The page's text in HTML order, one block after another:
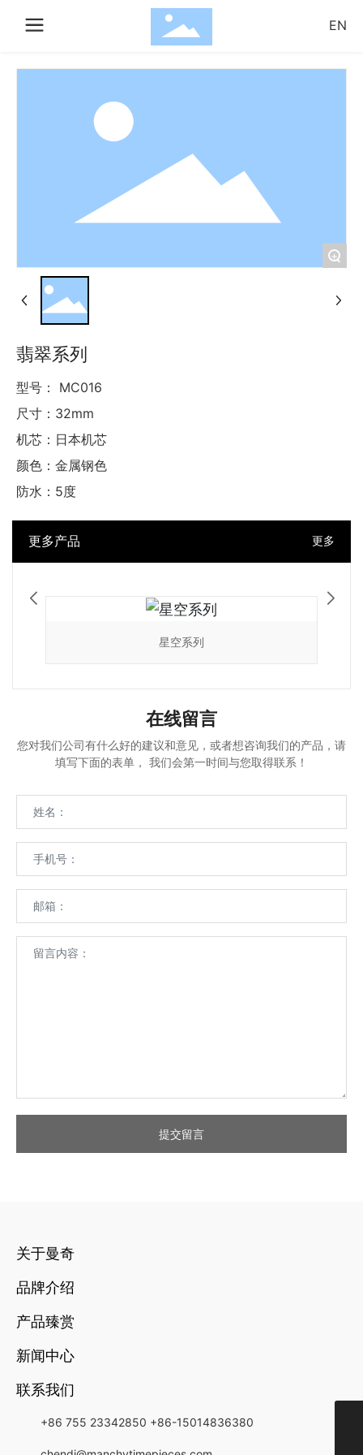
EN
搜索
认
+
翡翠系列
型号： MC016
尺寸：32mm
机芯：日本机芯
颜色：金属钢色
防水：5度
更多产品 更多
星空系列
在线留言
您对我们公司有什么好的建议和意见，或者想咨询我们的产品，请
填写下面的表单， 我们会第一时间与您取得联系！
提交留言
关于曼奇
品牌介绍
产品臻赏
新闻中心
联系我们
+86 755 23342850 +86-15014836380